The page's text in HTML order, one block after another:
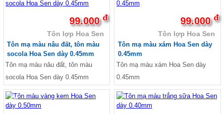
Tôn đổ sàn - Tôn sàn deck
Giá tôn đổ sàn bê tông H 75 W 900 - Tôn sàn
deck giá rẻ nhất Miền Nam
Giá tôn đổ sàn be tông - Tôn đổ sàn giá rẻ -
Bảng giá tôn sàn deck
Giá tôn đổ sàn bê tông H 50 W 1000 - Tôn sàn
deck giá rẻ nhất Miền Nam
Lưới B40 mạ kẽm
Lưới B40 bọc nhựa
Lưới B40 Nam Định
Kẽm gai , rào lưới kẽm gai giá rẻ
99.000đ
Tôn lợp Hoa Sen
Tôn mạ màu nâu đất, tôn màu
socola Hoa Sen dày 0.45mm
Tôn mạ màu nâu đất, tôn màu
socola Hoa Sen dày 0.45mm
99.000đ
Tôn lợp Hoa Sen
Tôn mạ màu xám Hoa Sen dày
0.45mm
Tôn mạ màu xám Hoa Sen dày
0.45mm
-5%